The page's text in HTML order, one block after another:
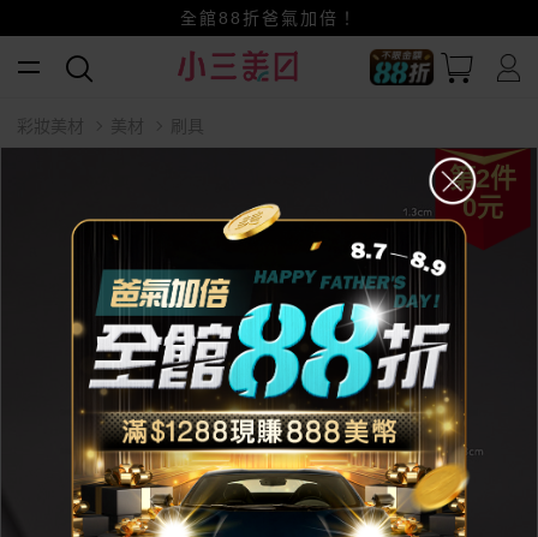
賺美幣~換好禮~立即換GO~
小三美日x全支付~美幣+全點折上折超划算
全館88折爸氣加倍！
彩妝美材 美材 刷具
第2件
0元